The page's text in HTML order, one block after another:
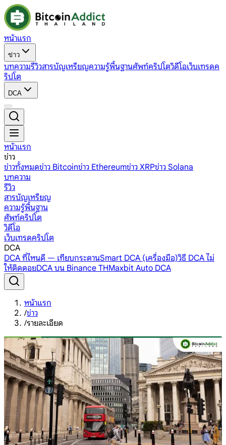
หน้าแรก
ข่าว
บทความรีวิวสารบัญเหรียญความรู้พื้นฐานศัพท์คริปโตวิดีโอเว็บเทรดค
ริปโต
DCA
หน้าแรก
ข่าว
ข่าวทั้งหมดข่าว Bitcoinข่าว Ethereumข่าว XRPข่าว Solana
บทความ
รีวิว
สารบัญเหรียญ
ความรู้พื้นฐาน
ศัพท์คริปโต
วิดีโอ
เว็บเทรดคริปโต
DCA
DCA ที่ไหนดี — เทียบกระดานSmart DCA (เครื่องมือ)วิธี DCA ไม่
ให้ติดดอยDCA บน Binance THMaxbit Auto DCA
หน้าแรก
/ข่าว
/รายละเอียด